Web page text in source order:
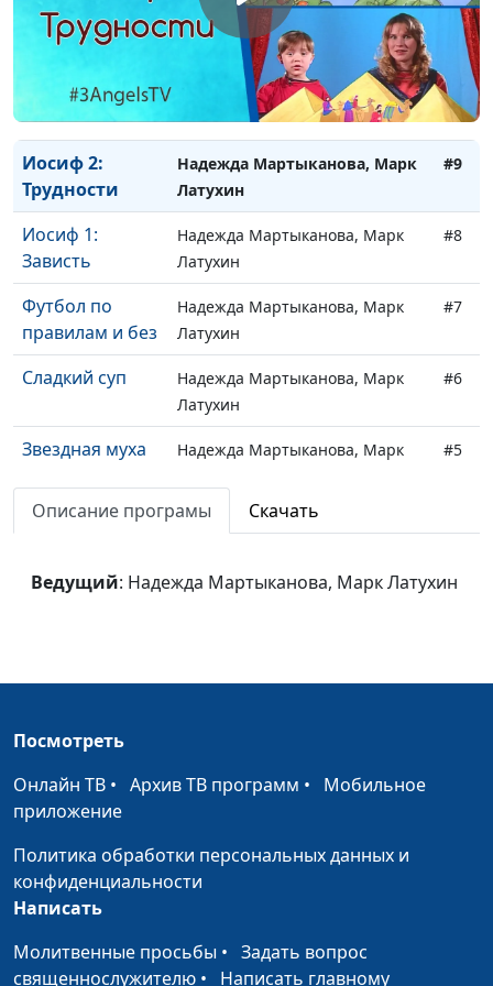
Дружба
Надежда Мартыканова, Марк
Латухин
#11
Иосиф 3:
Прощение
Надежда Мартыканова, Марк
Латухин
#10
Иосиф 2:
Трудности
Надежда Мартыканова, Марк
Латухин
#9
Иосиф 1:
Зависть
Надежда Мартыканова, Марк
Латухин
#8
Футбол по
правилам и без
Надежда Мартыканова, Марк
Латухин
#7
Сладкий суп
Надежда Мартыканова, Марк
Латухин
#6
Звездная муха
Надежда Мартыканова, Марк
#5
Шапка-
Надежда Мартыканова, Марк
Хвастливые и
Надежда Мартыканова, Марк
#3
волшебные
Латухин
равнодушие
Латухин
Описание програмы Скачать
Ведущий: Надежда Мартыканова, Марк Латухин
Посмотреть
Онлайн ТВ • Архив ТВ программ • Мобильное
приложение
Политика обработки персональных данных и
конфиденциальности
Написать
Молитвенные просьбы • Задать вопрос
священнослужителю • Написать главному